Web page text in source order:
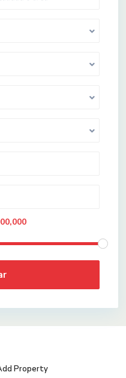
Property